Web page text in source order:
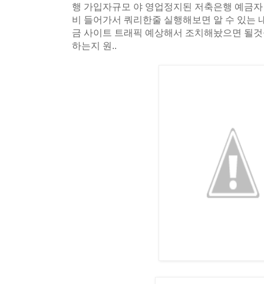
행 가입자규모 야 영업정지된 저축은행 예금
비 들어가서 쿼리한줄 실행해보면 알 수 있는
금 사이트 트래픽 예상해서 조치해놨으면 될
하는지 원..